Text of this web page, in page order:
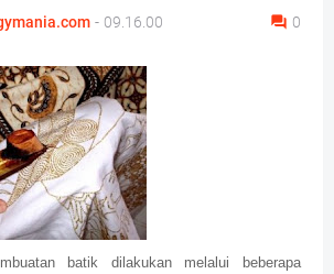
- 09.16.00 0
batik dilakukan melalui beberapa